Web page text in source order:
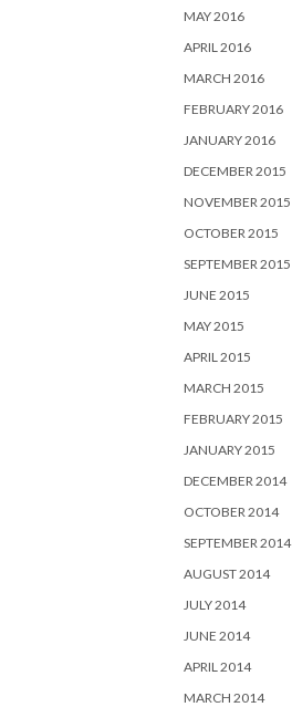
MAY 2016
APRIL 2016
MARCH 2016
FEBRUARY 2016
JANUARY 2016
DECEMBER 2015
NOVEMBER 2015
OCTOBER 2015
SEPTEMBER 2015
JUNE 2015
MAY 2015
APRIL 2015
MARCH 2015
FEBRUARY 2015
JANUARY 2015
DECEMBER 2014
OCTOBER 2014
SEPTEMBER 2014
AUGUST 2014
JULY 2014
JUNE 2014
APRIL 2014
MARCH 2014